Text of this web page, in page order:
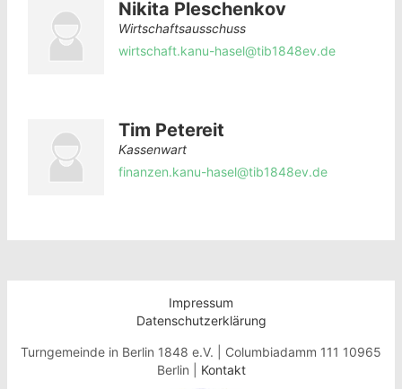
Nikita Pleschenkov
Wirtschaftsausschuss
wirtschaft.kanu-hasel@tib1848ev.de
Tim Petereit
Kassenwart
finanzen.kanu-hasel@tib1848ev.de
Impressum
Datenschutzerklärung
Turngemeinde in Berlin 1848 e.V. | Columbiadamm 111 10965
Berlin | Kontakt